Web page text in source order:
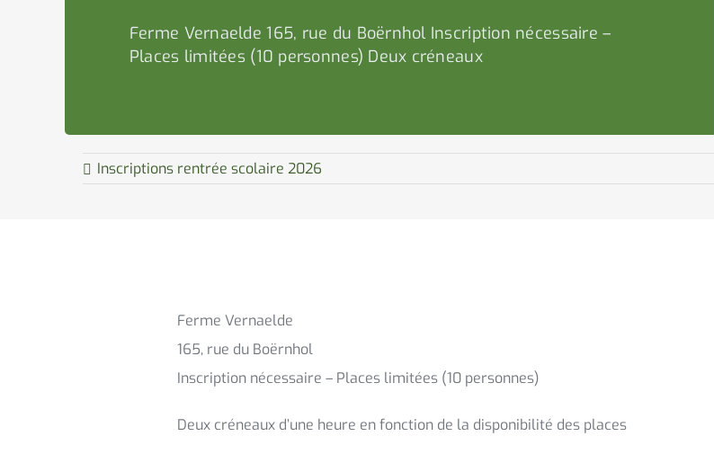
Ferme Vernaelde 165, rue du Boërnhol Inscription nécessaire –
Places limitées (10 personnes) Deux créneaux
Inscriptions rentrée scolaire 2026
Ferme Vernaelde
165, rue du Boërnhol
Inscription nécessaire – Places limitées (10 personnes)
Deux créneaux d’une heure en fonction de la disponibilité des places